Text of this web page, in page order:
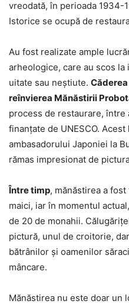
vreodată, în perioada 1934-
Istorice se ocupă de
Au fost realizate ample
arheologice, care au scos
uitate sau neştiute.
reînvierea Mănăstirii
process de restaurare, între
finanţate de UNESCO.
ambasadorului Japoniei la
rămas impresionat de
Între timp, mănăstirea a
maici, iar în momentul
de 20 de monahii.
pictură, unul de croitorie,
bătrânilor şi oamenilor
mâncare.
Mănăstirea nu este doar un